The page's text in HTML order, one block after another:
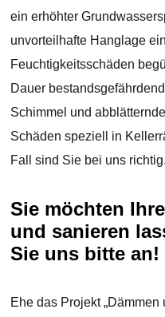
ein erhöhter
unvorteilhafte Hanglage
Feuchtigkeitsschäden
Dauer
Schimmel und
Schäden speziell in
Fall sind Sie bei uns richtig.
Sie möchten
und sanieren
Sie uns bitte an!
Ehe das Projekt